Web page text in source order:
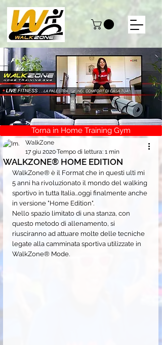
Torna in Home Training Gym
WALKZONE® HOME EDITION
WalkZone
17 giu 2020Tempo di lettura: 1 min
WalkZone® è il Format che in questi ulti mi
5 anni ha rivoluzionato il mondo del walking
sportivo in tutta Italia...oggi finalmente anche
in versione "Home Edition".
Nello spazio limitato di una stanza, con
questo metodo di allenamento, si
riusciranno ad attuare molte delle tecniche
legate alla camminata sportiva utilizzate in
WalkZone® Mode.